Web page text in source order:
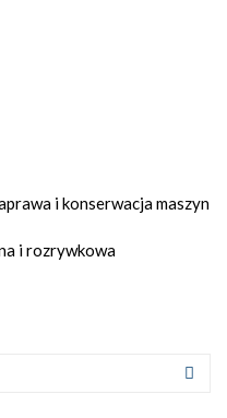
i konserwacja maszyn
i rozrywkowa